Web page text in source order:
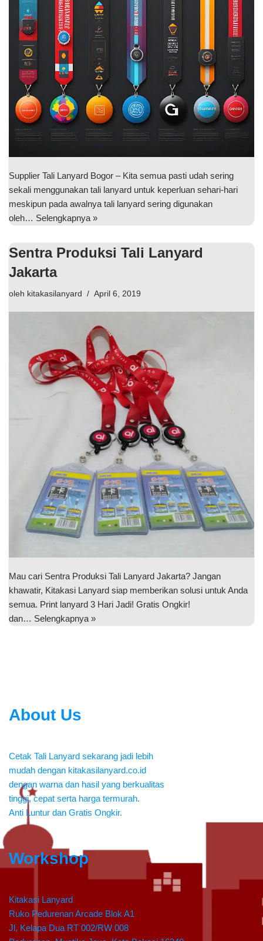
Supplier Tali Lanyard Bogor – Kita semua pasti udah sering
sekali menggunakan tali lanyard untuk keperluan sehari-hari
meskipun pada awalnya tali lanyard sering digunakan
oleh… Selengkapnya »
Sentra Produksi Tali Lanyard
Jakarta
oleh kitakasilanyard April 6, 2019
Mau cari Sentra Produksi Tali Lanyard Jakarta? Jangan
khawatir, Kitakasi Lanyard siap memberikan solusi untuk Anda
semua. Print lanyard 3 Hari Jadi! Gratis Ongkir!
dan… Selengkapnya »
About Us
Cetak Tali Lanyard sekarang jadi lebih
mudah dengan kitakasilanyard.co.id
dengan warna dan hasil yang berkualitas
tinggi, cepat serta harga termurah.
Anti Luntur dan Gratis Ongkir.
Workshop
Kitakasi Lanyard
Ruko Pedurenan Arcade Blok A1
Jl, Kelapa Dua RT 002/RW 008